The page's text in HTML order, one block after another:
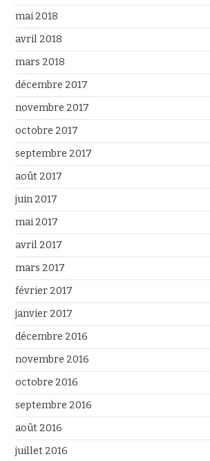
mai 2018
avril 2018
mars 2018
décembre 2017
novembre 2017
octobre 2017
septembre 2017
août 2017
juin 2017
mai 2017
avril 2017
mars 2017
février 2017
janvier 2017
décembre 2016
novembre 2016
octobre 2016
septembre 2016
août 2016
juillet 2016